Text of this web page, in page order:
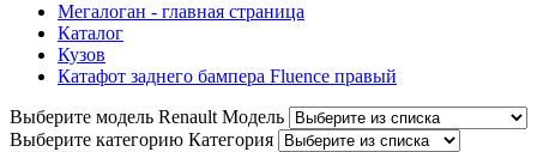
Мегалоган - главная страница
Каталог
Кузов
Катафот заднего бампера Fluence правый
Выберите модель Renault Модель
Выберите категорию Категория